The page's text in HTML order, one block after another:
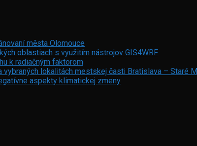
města Olomouce
oblastiach s využitím nástrojov GIS4WRF
k radiačným faktorom
lokalitách mestskej časti Bratislava – Staré
aspekty klimatickej zmeny